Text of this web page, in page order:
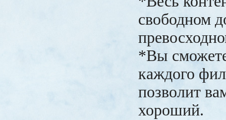
свободном
*Вы
каждого
позволит
хороший.